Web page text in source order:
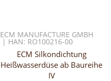
ECM MANUFACTURE GMBH
| HAN: RO100216-00
ECM Silkondichtung
Heißwasserdüse ab Baureihe
IV